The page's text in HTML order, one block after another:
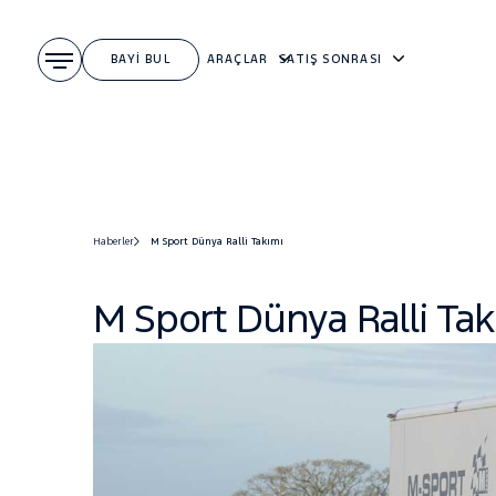
BAYİ BUL ARAÇLAR SATIŞ SONRASI
Haberler M Sport Dünya Ralli Takımı
M Sport Dünya Ralli